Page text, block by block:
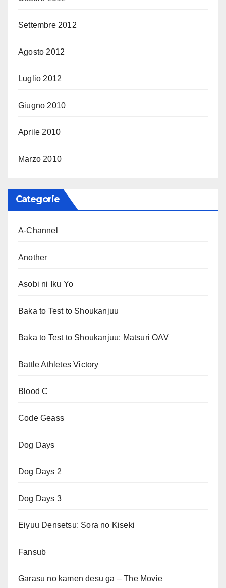
Settembre 2012
Agosto 2012
Luglio 2012
Giugno 2010
Aprile 2010
Marzo 2010
Categorie
A-Channel
Another
Asobi ni Iku Yo
Baka to Test to Shoukanjuu
Baka to Test to Shoukanjuu: Matsuri OAV
Battle Athletes Victory
Blood C
Code Geass
Dog Days
Dog Days 2
Dog Days 3
Eiyuu Densetsu: Sora no Kiseki
Fansub
Garasu no kamen desu ga – The Movie